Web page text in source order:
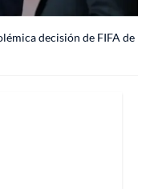
decisión de FIFA de